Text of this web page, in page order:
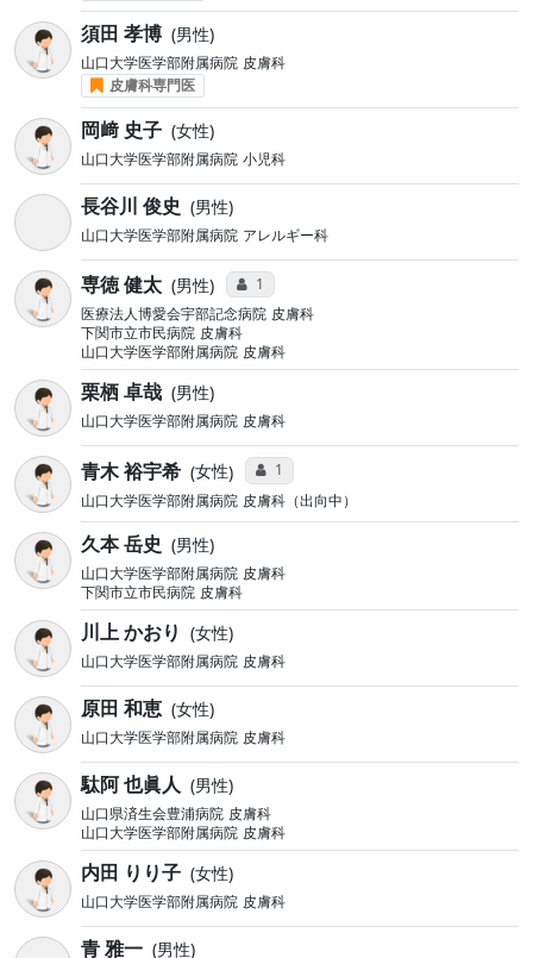
須田 孝博 男性
山口大学医学部附属病院 皮膚科
皮膚科専門医
岡﨑 史子 女性
山口大学医学部附属病院 小児科
長谷川 俊史 男性
山口大学医学部附属病院 アレルギー科
専徳 健太 男性 コミュニケーション・タイプ投票数
1
医療法人博愛会宇部記念病院 皮膚科
下関市立市民病院 皮膚科
山口大学医学部附属病院 皮膚科
栗栖 卓哉 男性
山口大学医学部附属病院 皮膚科
青木 裕宇希 女性 コミュニケーション・タイプ投票数
1
山口大学医学部附属病院 皮膚科（出向中）
久本 岳史 男性
山口大学医学部附属病院 皮膚科
下関市立市民病院 皮膚科
川上 かおり 女性
山口大学医学部附属病院 皮膚科
原田 和恵 女性
山口大学医学部附属病院 皮膚科
駄阿 也眞人 男性
山口県済生会豊浦病院 皮膚科
山口大学医学部附属病院 皮膚科
内田 りり子 女性
山口大学医学部附属病院 皮膚科
青 雅一 男性